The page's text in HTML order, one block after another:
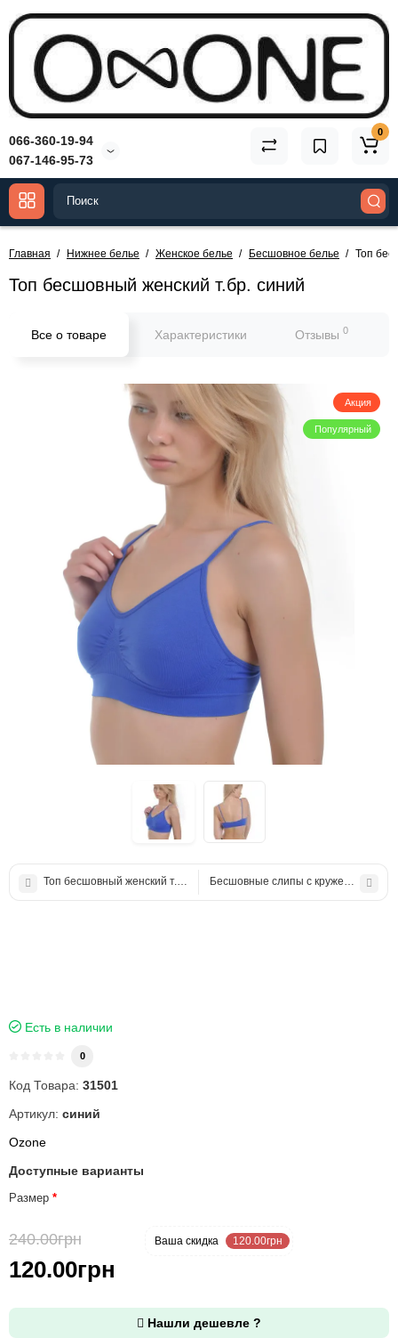
066-360-19-94
067-146-95-73
0
Главная Нижнее белье Женское белье Бесшовное белье Топ
Топ бесшовный женский т.бр. синий
Все о товаре Характеристики Отзывы 0
Акция
Популярный
Топ бесшовный женский т.бр. кораловыйБесшовные слипы с кружевом
Есть в наличии
0
Код Товара: 31501
Артикул: синий
Ozone
Доступные варианты
Размер
240.00грн Ваша cкидка 120.00грн
120.00грн
Нашли дешевле ?